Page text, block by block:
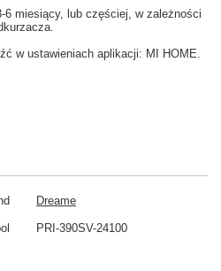
6 miesiący, lub częściej, w zależności
w ustawieniach aplikacji: MI HOME.
Dreame
PRI-390SV-24100